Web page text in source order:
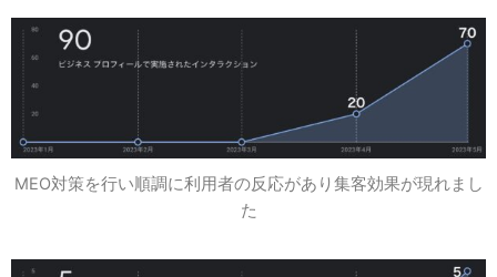
MEO対策を行い順調に利用者の反応があり集客効果が現れまし
た